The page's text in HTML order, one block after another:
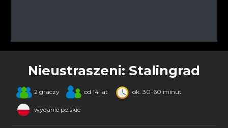
Nieustraszeni: Stalingrad
2 graczy od 14 lat ok. 30-60 minut
wydanie polskie